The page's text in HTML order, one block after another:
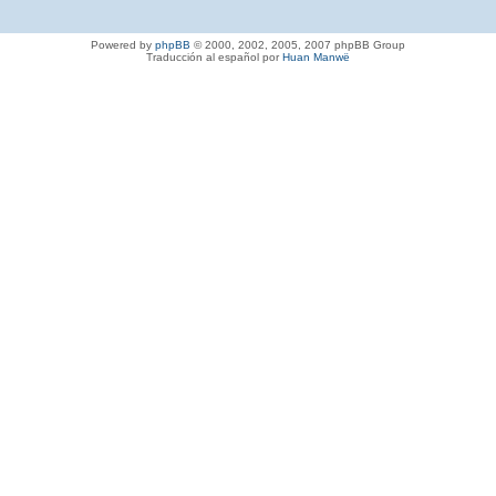
Powered by phpBB © 2000, 2002, 2005, 2007 phpBB Group
Traducción al español porHuan Manwë